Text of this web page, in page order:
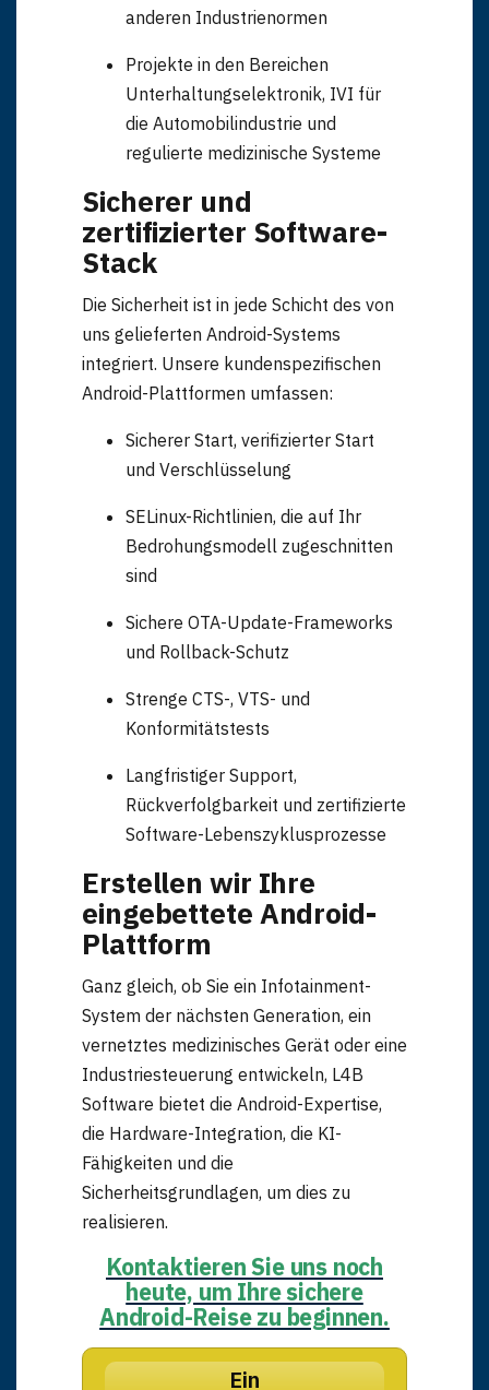
Betriebssystem
anderen Industrienormen
Projekte in den Bereichen
Unterhaltungselektronik, IVI für
die Automobilindustrie und
regulierte medizinische Systeme
Sicherer und
zertifizierter Software-
Stack
Die Sicherheit ist in jede Schicht des von
uns gelieferten Android-Systems
integriert. Unsere kundenspezifischen
Android-Plattformen umfassen:
Sicherer Start, verifizierter Start
und Verschlüsselung
SELinux-Richtlinien, die auf Ihr
Bedrohungsmodell zugeschnitten
sind
Sichere OTA-Update-Frameworks
und Rollback-Schutz
Strenge CTS-, VTS- und
Konformitätstests
Langfristiger Support,
Rückverfolgbarkeit und zertifizierte
Software-Lebenszyklusprozesse
Erstellen wir Ihre
eingebettete Android-
Plattform
Ganz gleich, ob Sie ein Infotainment-
System der nächsten Generation, ein
vernetztes medizinisches Gerät oder eine
Industriesteuerung entwickeln, L4B
Software bietet die Android-Expertise,
die Hardware-Integration, die KI-
Fähigkeiten und die
Sicherheitsgrundlagen, um dies zu
realisieren.
Kontaktieren Sie uns noch
heute, um Ihre sichere
Android-Reise zu beginnen.
Ein